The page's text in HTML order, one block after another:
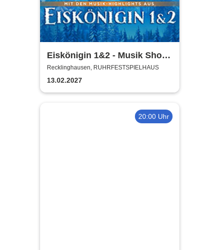
Eiskönigin 1&2 - Musik Show
auf Eis
Recklinghausen, RUHRFESTSPIELHAUS
13.02.2027
20:00 Uhr